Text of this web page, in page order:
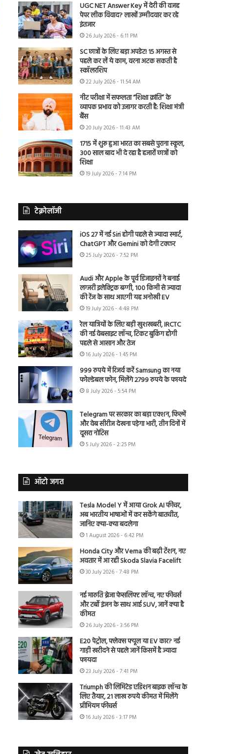
UGC NET Answer Key में देरी की वजह
पेपर लीक विवाद? लाखों उम्मीदवार कर रहे
इंतजार
26 July 2026 - 6:11 PM
SC छात्रों के लिए बड़ा अपडेट! 15 अगस्त से
पहले कर लें ये काम, वरना अटक सकती है
स्कॉलरशिप
22 July 2026 - 11:54 AM
नीट परीक्षा में सफलता “शिक्षा क्रांति” के
व्यापक प्रभाव को उजागर करती है: शिक्षा मंत्री
बैंस
20 July 2026 - 11:43 AM
1715 में शुरू हुआ भारत का सबसे पुराना स्कूल,
300 साल बाद भी दे रहा है हजारों छात्रों को
शिक्षा
19 July 2026 - 7:14 PM
टेक्नोलॉजी
iOS 27 में नई Siri होगी पहले से ज्यादा स्मार्ट,
ChatGPT और Gemini को देगी टक्कर
25 July 2026 - 7:52 PM
Audi और Apple के पूर्व डिजाइनरों ने बनाई
लग्जरी इलेक्ट्रिक बग्गी, 100 किमी से ज्यादा
की रेंज के साथ आएगी यह अनोखी EV
19 July 2026 - 4:48 PM
रेल यात्रियों के लिए बड़ी खुशखबरी, IRCTC
की नई वेबसाइट लॉन्च, टिकट बुकिंग होगी
पहले से आसान और तेज
16 July 2026 - 1:45 PM
999 रुपये में रिजर्व करें Samsung का नया
फोल्डेबल फोन, मिलेंगे 2799 रुपये के फायदे
8 July 2026 - 5:54 PM
Telegram पर सरकार का बड़ा एक्शन, फिल्में
और वेब सीरीज देखना पड़ेगा भारी, तीन दिनों में
दूसरा नोटिस
5 July 2026 - 2:25 PM
ऑटो जगत
Tesla Model Y में आया Grok AI फीचर,
अब भारतीय भाषाओं में कर सकेंगे बातचीत,
जानिए क्या-क्या बदलेगा
1 August 2026 - 6:42 PM
Honda City और Verna की बढ़ी टेंशन, नए
अवतार में आ रही Skoda Slavia Facelift
30 July 2026 - 7:48 PM
नई मारुति ब्रेजा फेसलिफ्ट लॉन्च, नए फीचर्स
और टर्बो इंजन के साथ आई SUV, जानें क्या है
कीमत
26 July 2026 - 3:56 PM
E20 पेट्रोल, फ्लेक्स फ्यूल या EV कार? नई
गाड़ी खरीदने से पहले जानें किसमें है ज्यादा
फायदा
23 July 2026 - 7:41 PM
Triumph की लिमिटेड एडिशन बाइक लॉन्च के
लिए तैयार, 21 लाख रुपये कीमत में मिलेंगे
प्रीमियम फीचर्स
16 July 2026 - 3:17 PM